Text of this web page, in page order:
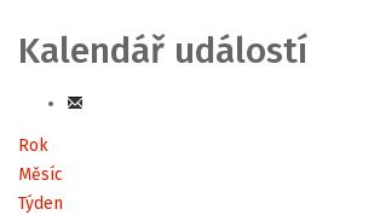
Kalendář událostí
Rok
Měsíc
Týden